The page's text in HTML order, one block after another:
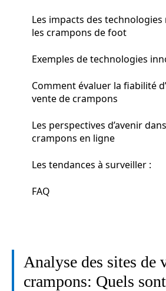
Les impacts des
les crampons de foot
Exemples de technologies
Comment évaluer la fiabilité
vente de crampons
Les perspectives d’avenir
crampons en ligne
Les tendances à surveiller :
FAQ
Analyse des sites de
crampons: Quels